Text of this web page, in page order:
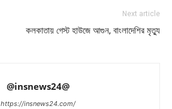
Next article
কলকাতায় গেস্ট হাউজে আগুন, বাংলাদেশির মৃত্যু
@insnews24@
https://insnews24.com/